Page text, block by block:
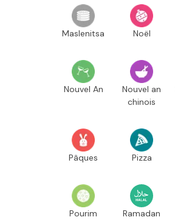
Maslenitsa Noël
Nouvel An
Nouvel an
chinois
Pâques Pizza
Pourim Ramadan